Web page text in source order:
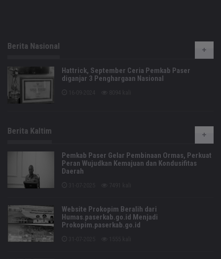
Berita Nasional
Hattrick, September Ceria Pemkab Paser
diganjar 3 Penghargaan Nasional
Berita Kaltim
Pemkab Paser Gelar Pembinaan Ormas, Perkuat
Peran Wujudkan Kemajuan dan Kondusifitas
Daerah
Website Prokopim Beralih dari
Humas.paserkab.go.id Menjadi
Prokopim.paserkab.go.id